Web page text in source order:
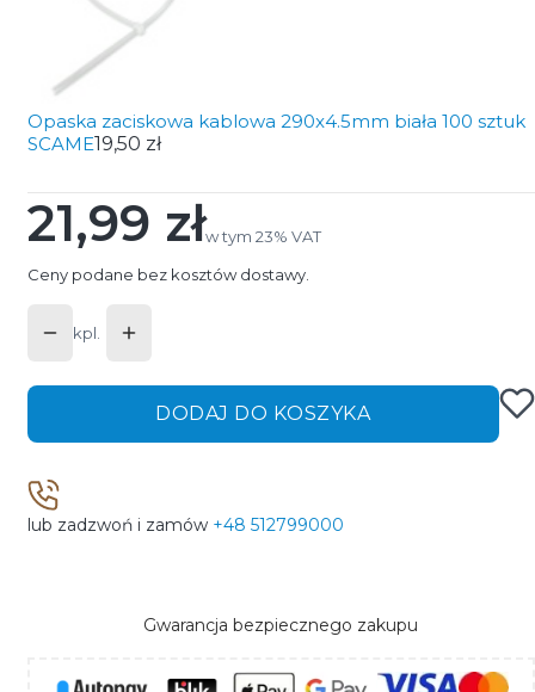
Opaska zaciskowa kablowa 290x4.5mm biała 100 sztuk
SCAME19,50 zł
Cena
21,99 złw tym 23% VAT
w tym 23% VAT
Ceny podane bez kosztów dostawy.
kpl.
DODAJ DO KOSZYKA
lub zadzwoń i zamów +48 512799000
Gwarancja bezpiecznego zakupu